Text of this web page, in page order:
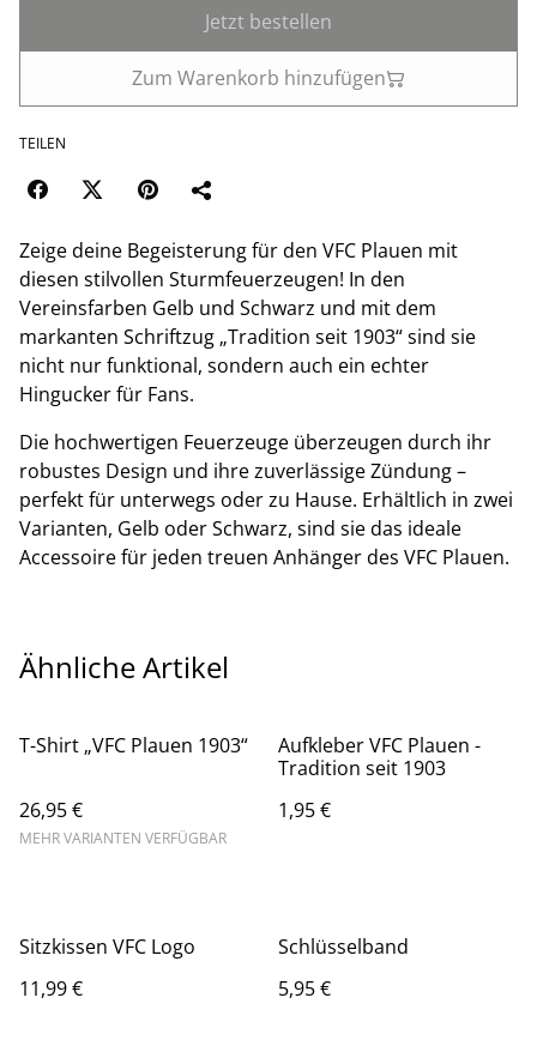
Jetzt bestellen
Zum Warenkorb hinzufügen
TEILEN
Zeige deine Begeisterung für den VFC Plauen mit
diesen stilvollen Sturmfeuerzeugen! In den
Vereinsfarben Gelb und Schwarz und mit dem
markanten Schriftzug „Tradition seit 1903“ sind sie
nicht nur funktional, sondern auch ein echter
Hingucker für Fans.
Die hochwertigen Feuerzeuge überzeugen durch ihr
robustes Design und ihre zuverlässige Zündung –
perfekt für unterwegs oder zu Hause. Erhältlich in zwei
Varianten, Gelb oder Schwarz, sind sie das ideale
Accessoire für jeden treuen Anhänger des VFC Plauen.
Ähnliche Artikel
T-Shirt „VFC Plauen 1903“
26,95 €
MEHR VARIANTEN VERFÜGBAR
Aufkleber VFC Plauen -
Tradition seit 1903
1,95 €
Sitzkissen VFC Logo
11,99 €
Schlüsselband
5,95 €